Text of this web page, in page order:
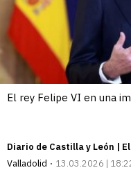
El rey Felipe VI en una
Diario de Castilla y León |
Valladolid
13.03.2026 |